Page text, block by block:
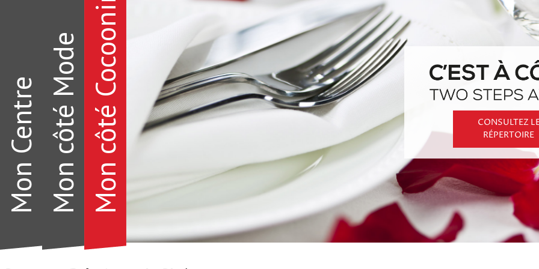
Mon CentreMon côté Mode
CONSULTEZ LE
RÉPERTOIRE
Mon côté Cocooning
CONSULTEZ
RÉPERTOIRE